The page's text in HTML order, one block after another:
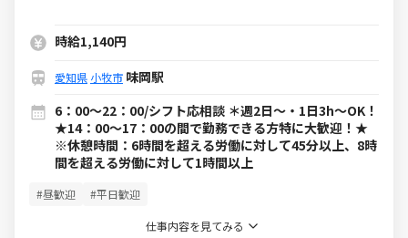
時給1,140円
愛知県 小牧市 味岡駅
6：00～22：00/シフト応相談 ＊週2日～・1日3h～OK！
★14：00～17：00の間で勤務できる方特に大歓迎！★
※休憩時間：6時間を超える労働に対して45分以上、8時
間を超える労働に対して1時間以上
#昼歓迎 #平日歓迎
仕事内容を見てみる